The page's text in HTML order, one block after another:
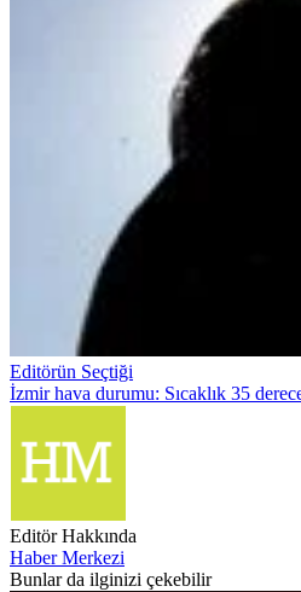
Editörün Seçtiği
İzmir hava durumu: Sıcaklık 35
Editör Hakkında
Haber Merkezi
Bunlar da ilginizi çekebilir